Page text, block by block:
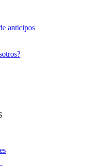
anticipos